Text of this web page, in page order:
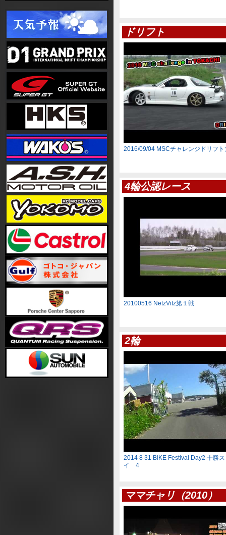
ドリフト
2016/09/04 MSCチャレンジドリフト
4輪公認レース
20100516 NetzVitz第１戦
2輪
2014 8 31 BIKE Festival Day2 十勝
イ 4
ママチャリ（2010）